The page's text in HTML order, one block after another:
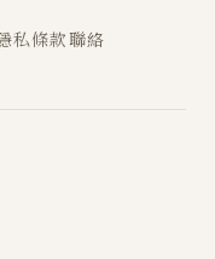
私條款聯絡